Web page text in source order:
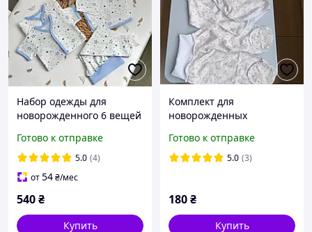
Набор одежды для
новорожденного 6 вещей
рост 56 см Lari голубой
Готово к отправке
5.0 (4)
от54₴/мес
540₴
Купить
Комплект для
новорожденных
шапка) 56 см
Готово к отправке
5.0 (3)
180₴
Купить